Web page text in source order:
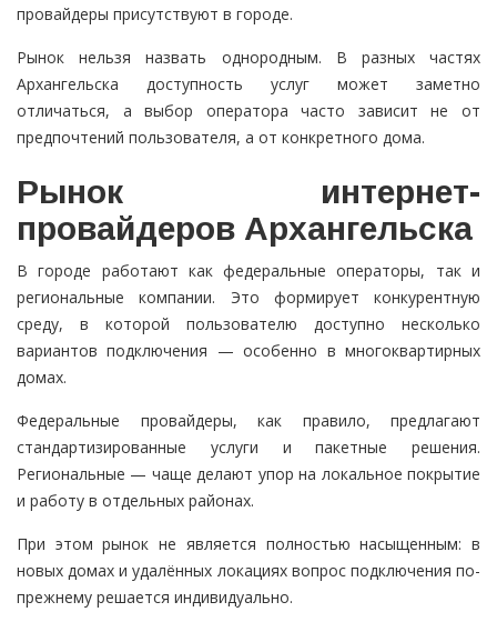
провайдеры присутствуют в городе.
Рынок нельзя назвать однородным. В разных частях
Архангельска доступность услуг может заметно
отличаться, а выбор оператора часто зависит не от
предпочтений пользователя, а от конкретного дома.
Рынок интернет-
провайдеров Архангельска
В городе работают как федеральные операторы, так и
региональные компании. Это формирует конкурентную
среду, в которой пользователю доступно несколько
вариантов подключения — особенно в многоквартирных
домах.
Федеральные провайдеры, как правило, предлагают
стандартизированные услуги и пакетные решения.
Региональные — чаще делают упор на локальное покрытие
и работу в отдельных районах.
При этом рынок не является полностью насыщенным: в
новых домах и удалённых локациях вопрос подключения по-
прежнему решается индивидуально.